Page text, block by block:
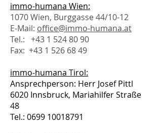
immo-humana Wien:
1070 Wien, Burggasse 44/10-12
E-Mail: office@immo-humana.at
Tel.: +43 1 524 80 90
Fax: +43 1 526 68 49
immo-humana Tirol:
Ansprechperson: Herr Josef Pittl
6020 Innsbruck, Mariahilfer Straße
48
Tel.: 0699 10018791